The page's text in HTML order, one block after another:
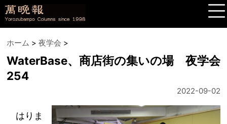
ホーム > 夜学会 >
WaterBase、商店街の集いの場 夜学会
254
2022-09-02
はりま